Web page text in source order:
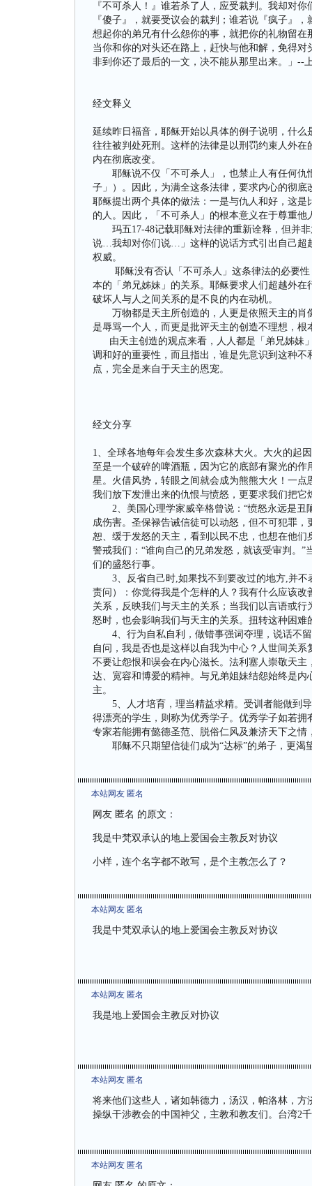
『不可杀人！』谁若杀了人，应受裁判。我却对
『傻子』，就要受议会的裁判；谁若说『疯子』
想起你的弟兄有什么怨你的事，就把你的礼物留
当你和你的对头还在路上，赶快与他和解，免得
非到你还了最后的一文，决不能从那里出来。」--
经文释义
延续昨日福音，耶稣开始以具体的例子说明，什
往往被判处死刑。这样的法律是以刑罚约束人外
内在彻底改变。
耶稣说不仅「不可杀人」，也禁止人有任何仇
子」）。因此，为满全这条法律，要求内心的彻
耶稣提出两个具体的做法：一是与仇人和好，这
的人。因此，「不可杀人」的根本意义在于尊重他
玛五17-48记载耶稣对法律的重新诠释，但并非
说…我却对你们说…」这样的说话方式引出自己超
权威。
耶稣没有否认「不可杀人」这条律法的必要性
本的「弟兄姊妹」的关系。耶稣要求人们超越外
破坏人与人之间关系的是不良的内在动机。
万物都是天主所创造的，人更是依照天主的肖
是辱骂一个人，而更是批评天主的创造不理想，
由天主创造的观点来看，人人都是「弟兄姊妹
调和好的重要性，而且指出，谁是先意识到这种
点，完全是来自于天主的恩宠。
经文分享
1、全球各地每年会发生多次森林大火。大火的起
至是一个破碎的啤酒瓶，因为它的底部有聚光的
星。火借风势，转眼之间就会成为熊熊大火！一
我们放下发泄出来的仇恨与愤怒，更要求我们把
2、美国心理学家威辛格曾说：“愤怒永远是丑
成伤害。圣保禄告诫信徒可以动怒，但不可犯罪
恕、缓于发怒的天主，看到以民不忠，也想在他
警戒我们：“谁向自己的兄弟发怒，就该受审判。
们的盛怒行事。
3、反省自己时,如果找不到要改过的地方,并不
责问）：你觉得我是个怎样的人？我有什么应该
关系，反映我们与天主的关系；当我们以言语或
怒时，也会影响我们与天主的关系。扭转这种困
4、行为自私自利，做错事强词夺理，说话不留
自问，我是否也是这样以自我为中心？人世间关
不要让怨恨和误会在内心滋长。法利塞人崇敬天
达、宽容和博爱的精神。与兄弟姐妹结怨始终是
主。
5、人才培育，理当精益求精。受训者能做到导
得漂亮的学生，则称为优秀学子。优秀学子如若
专家若能拥有懿德圣范、脱俗仁风及兼济天下之情
耶稣不只期望信徒们成为“达标”的弟子，更渴
本站网友 匿名
网友 匿名 的原文：
我是中梵双承认的地上爱国会主教反对协议
小样，连个名字都不敢写，是个主教怎么了？
本站网友 匿名
我是中梵双承认的地上爱国会主教反对协议
本站网友 匿名
我是地上爱国会主教反对协议
本站网友 匿名
将来他们这些人，诸如韩德力，汤汉，帕洛林，
操纵干涉教会的中国神父，主教和教友们。台湾2
本站网友 匿名